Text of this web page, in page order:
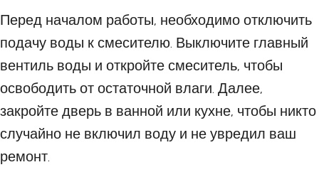
Перед началом работы, необходимо отключить
подачу воды к смесителю. Выключите главный
вентиль воды и откройте смеситель, чтобы
освободить от остаточной влаги. Далее,
закройте дверь в ванной или кухне, чтобы никто
случайно не включил воду и не увредил ваш
ремонт.